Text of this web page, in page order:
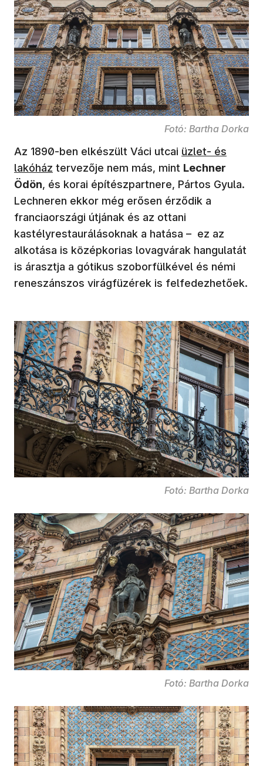
Fotó: Bartha Dorka
Az 1890-ben elkészült Váci utcai üzlet- és
lakóház tervezője nem más, mint Lechner
Ödön, és korai építészpartnere, Pártos Gyula.
Lechneren ekkor még erősen érződik a
franciaországi útjának és az ottani
kastélyrestaurálásoknak a hatása – ez az
alkotása is középkorias lovagvárak hangulatát
is árasztja a gótikus szoborfülkével és némi
reneszánszos virágfüzérek is felfedezhetőek.
Fotó: Bartha Dorka
Fotó: Bartha Dorka